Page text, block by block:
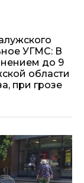
УГМС: В
до 9
области
при грозе